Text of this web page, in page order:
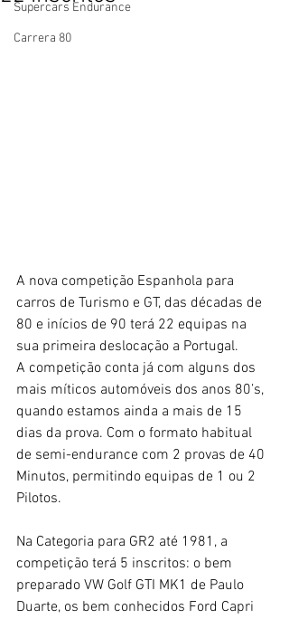
Supercars Endurance
Carrera 80
A nova competição Espanhola para
carros de Turismo e GT, das décadas de
80 e inícios de 90 terá 22 equipas na
sua primeira deslocação a Portugal.
A competição conta já com alguns dos
mais míticos automóveis dos anos 80’s,
quando estamos ainda a mais de 15
dias da prova. Com o formato habitual
de semi-endurance com 2 provas de 40
Minutos, permitindo equipas de 1 ou 2
Pilotos.
Na Categoria para GR2 até 1981, a
competição terá 5 inscritos: o bem
preparado VW Golf GTI MK1 de Paulo
Duarte, os bem conhecidos Ford Capri